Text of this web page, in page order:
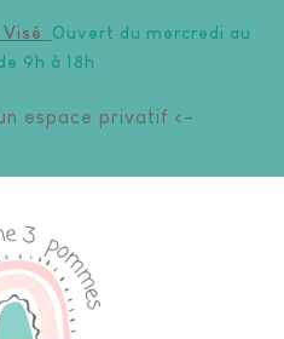
Visé Ouvert du mercredi au
9h à 18h
espace privatif <-